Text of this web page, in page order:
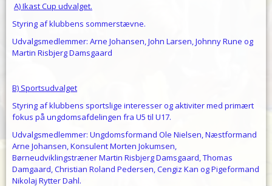
A) Ikast Cup udvalget.
Styring af klubbens sommerstævne.
Udvalgsmedlemmer: Arne Johansen, John Larsen, Johnny Rune og
Martin Risbjerg Damsgaard
B) Sportsudvalget
Styring af klubbens sportslige interesser og aktiviter med primært
fokus på ungdomsafdelingen fra U5 til U17.
Udvalgsmedlemmer: Ungdomsformand Ole Nielsen, Næstformand
Arne Johansen, Konsulent Morten Jokumsen,
Børneudviklingstræner Martin Risbjerg Damsgaard, Thomas
Damgaard, Christian Roland Pedersen, Cengiz Kan og Pigeformand
Nikolaj Rytter Dahl.